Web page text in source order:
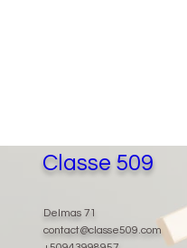
Classe 509
Delmas 71
contact@classe509.com